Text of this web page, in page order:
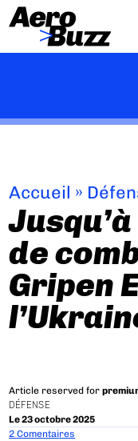
Accueil »
de
Gripen
Article reserved for
DÉFENSE
Le 23 octobre 2025
2 Comentaires